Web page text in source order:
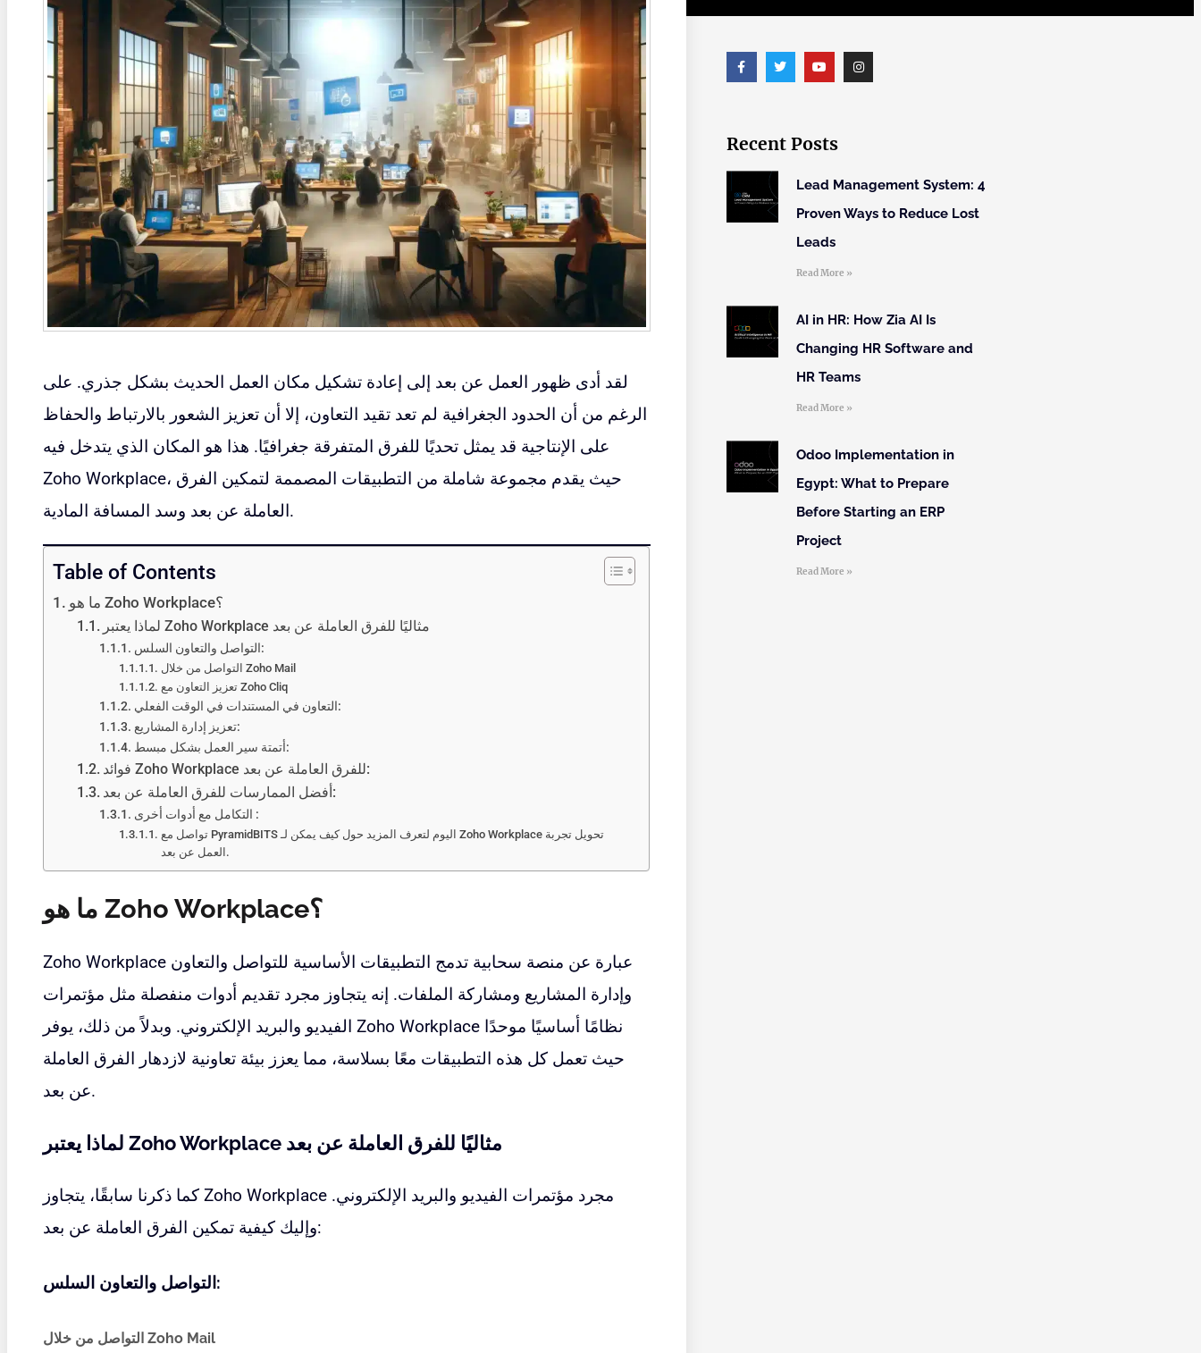
لقد أدى ظهور العمل عن بعد إلى إعادة تشكيل مكان العمل الحديث بشكل جذري. على
الرغم من أن الحدود الجغرافية لم تعد تقيد التعاون، إلا أن تعزيز الشعور بالارتباط والحفاظ
على الإنتاجية قد يمثل تحديًا للفرق المتفرقة جغرافيًا. هذا هو المكان الذي يتدخل فيه
Zoho Workplace، حيث يقدم مجموعة شاملة من التطبيقات المصممة لتمكين الفرق
العاملة عن بعد وسد المسافة المادية.
Table of Contents
ما هو Zoho Workplace؟
لماذا يعتبر Zoho Workplace مثاليًا للفرق العاملة عن بعد
التواصل والتعاون السلس:
التواصل من خلال Zoho Mail
تعزيز التعاون مع Zoho Cliq
التعاون في المستندات في الوقت الفعلي:
تعزيز إدارة المشاريع:
أتمتة سير العمل بشكل مبسط:
فوائد Zoho Workplace للفرق العاملة عن بعد:
أفضل الممارسات للفرق العاملة عن بعد:
التكامل مع أدوات أخرى :
تواصل مع PyramidBITS اليوم لتعرف المزيد حول كيف يمكن لـ Zoho Workplace تحويل تجربة
العمل عن بعد.
ما هو Zoho Workplace؟
Zoho Workplace عبارة عن منصة سحابية تدمج التطبيقات الأساسية للتواصل والتعاون
وإدارة المشاريع ومشاركة الملفات. إنه يتجاوز مجرد تقديم أدوات منفصلة مثل مؤتمرات
الفيديو والبريد الإلكتروني. وبدلاً من ذلك، يوفر Zoho Workplace نظامًا أساسيًا موحدًا
حيث تعمل كل هذه التطبيقات معًا بسلاسة، مما يعزز بيئة تعاونية لازدهار الفرق العاملة
عن بعد.
لماذا يعتبر Zoho Workplace مثاليًا للفرق العاملة عن بعد
كما ذكرنا سابقًا، يتجاوز Zoho Workplace مجرد مؤتمرات الفيديو والبريد الإلكتروني.
وإليك كيفية تمكين الفرق العاملة عن بعد:
التواصل والتعاون السلس:
التواصل من خلال Zoho Mail
Recent Posts
Lead Management System: 4
Proven Ways to Reduce Lost
Leads
Read More »
AI in HR: How Zia AI Is
Changing HR Software and
HR Teams
Read More »
Odoo Implementation in
Egypt: What to Prepare
Before Starting an ERP
Project
Read More »